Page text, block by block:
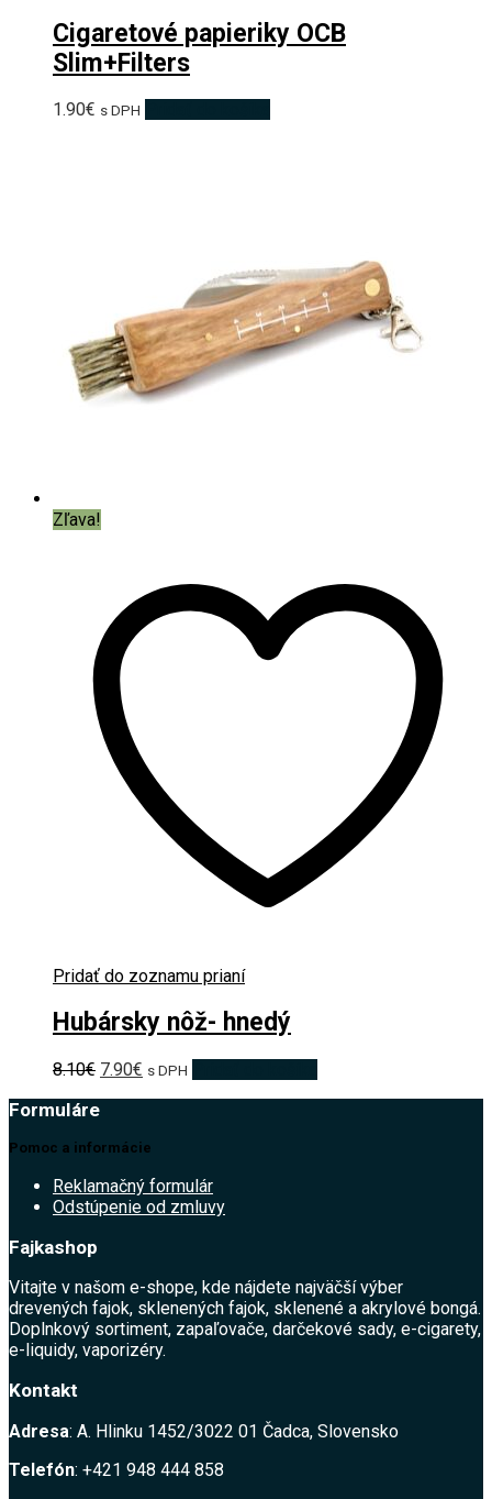
Cigaretové papieriky OCB
Slim+Filters
1.90€ s DPH
Zľava!
Pridať do zoznamu prianí
Hubársky nôž- hnedý
8.10€ Pôvodná
bola:
7.90€ Aktuálna
s DPH
Formuláre
Pomoc a informácie
Reklamačný formulár
Odstúpenie od zmluvy
Fajkashop
Vitajte v našom e-shope, kde nájdete najväčší výber
drevených fajok, sklenených fajok, sklenené a akrylové bongá.
Doplnkový sortiment, zapaľovače, darčekové sady, e-cigarety,
e-liquidy, vaporizéry.
Kontakt
Adresa: A. Hlinku 1452/3022 01 Čadca, Slovensko
Telefón: +421 948 444 858